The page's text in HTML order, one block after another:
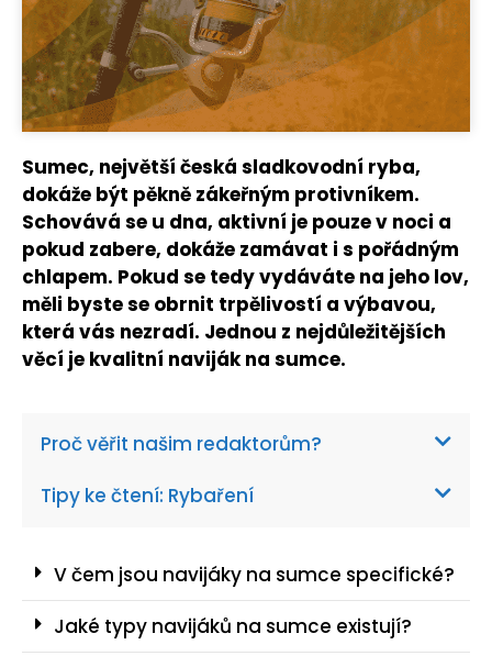
Sumec, největší česká sladkovodní ryba,
dokáže být pěkně zákeřným protivníkem.
Schovává se u dna, aktivní je pouze v noci a
pokud zabere, dokáže zamávat i s pořádným
chlapem. Pokud se tedy vydáváte na jeho lov,
měli byste se obrnit trpělivostí a výbavou,
která vás nezradí. Jednou z nejdůležitějších
věcí je kvalitní naviják na sumce.
Proč věřit našim redaktorům?
Tipy ke čtení: Rybaření
V čem jsou navijáky na sumce specifické?
Jaké typy navijáků na sumce existují?